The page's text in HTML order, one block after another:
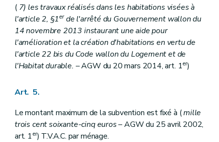
( 7) les travaux réalisés dans les habitations visées à
l'article 2, §1erde l'arrêté du Gouvernement wallon du
14 novembre 2013 instaurant une aide pour
l'amélioration et la création d'habitations en vertu de
l'article 22 bis du Code wallon du Logement et de
l'Habitat durable. – AGW du 20 mars 2014, art. 1er)
Art. 5.
Le montant maximum de la subvention est fixé à (mille
trois cent soixante-cinq euros– AGW du 25 avril 2002,
art. 1er) T.V.A.C. par ménage.